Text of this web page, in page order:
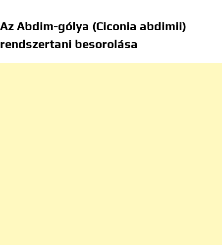
Az Abdim-gólya (Ciconia abdimii)
rendszertani besorolása